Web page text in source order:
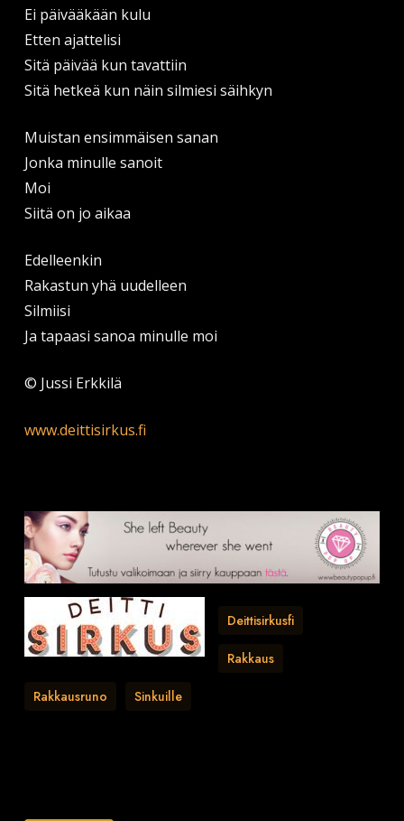
Ei päivääkään kulu
Etten ajattelisi
Sitä päivää kun tavattiin
Sitä hetkeä kun näin silmiesi säihkyn
Muistan ensimmäisen sanan
Jonka minulle sanoit
Moi
Siitä on jo aikaa
Edelleenkin
Rakastun yhä uudelleen
Silmiisi
Ja tapaasi sanoa minulle moi
© Jussi Erkkilä
www.deittisirkus.fi
Deittisirkusfi
Rakkaus
Rakkausruno Sinkuille